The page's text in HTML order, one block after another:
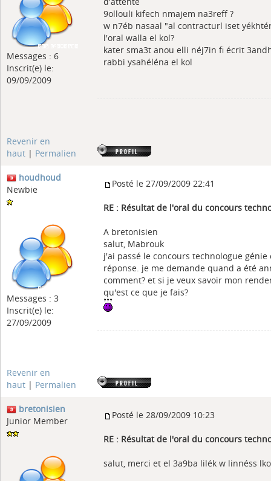
Messages : 6
Inscrit(e) le:
09/09/2009
9ollouli kifech nmajem na3reff ?
w n7éb nasaal "al contracturl iset
l'oral walla el kol?
kater sma3t anou elli néj7in fi écrit
rabbi ysahéléna el kol
Revenir en
haut | Permalien
houdhoud
Newbie
Messages : 3
Inscrit(e) le:
27/09/2009
Posté le 27/09/2009 22:41
RE : Résultat de l'oral du concours
A bretonisien
salut, Mabrouk
j'ai passé le concours technologue
réponse. je me demande quand a été
comment? et si je veux savoir mon
qu'est ce que je fais?
Revenir en
haut | Permalien
bretonisien
Junior Member
Posté le 28/09/2009 10:23
RE : Résultat de l'oral du concours
salut, merci et el 3a9ba lilék w linnéss